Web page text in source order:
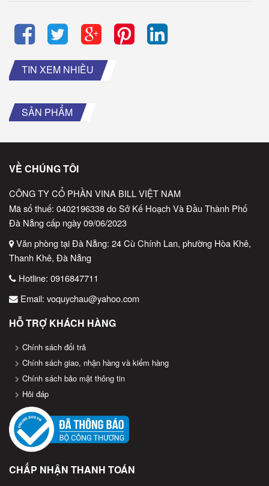
Giấy in nhiệt hóa đơn tính tiền
2. Giấy In Kim (Giấy Carbon)
Đặc điểm: Dùng trong máy in kim, in bằng ruy băng mực.
: In được trên nhiều bản sao, phù hợp cho việc lưu trữ
dài hạn.
Ứng dụng: Ngân hàng, bệnh viện, các hóa đơn cần nhiều bản
sao.
3. Giấy In Laser
Đặc điểm: Sử dụng trong máy in laser, yêu cầu mực in.
: Chất lượng cao, độ bền tốt, phù hợp cho tài liệu
quảng cáo hoặc hóa đơn yêu cầu tính chuyên nghiệp cao.
Ứng dụng : Các doanh nghiệp lớn, công ty có nhu cầu in hóa
đơn độ phân giải cao.
Tiêu Chí Chọn Giấy In Bill Phù Hợp
TIN XEM NHIỀU
SẢN PHẨM
VỀ CHÚNG TÔI
CÔNG TY CỔ PHẦN VINA BILL VIỆT NAM
Mã số thuế: 0402196338 do Sở Kế Hoạch Và Đầu Thành Phố
Đà Nẵng cấp ngày 09/06/2023
Văn phòng tại Đà Nẵng: 24 Cù Chính Lan, phường Hòa Khê,
Thanh Khê, Đà Nẵng
Hotline: 0916847711
Email: voquychau@yahoo.com
HỖ TRỢ KHÁCH HÀNG
Chính sách đổi trả
Chính sách giao, nhận hàng và kiểm hàng
Chính sách bảo mật thông tin
Hỏi đáp
CHẤP NHẬN THANH TOÁN